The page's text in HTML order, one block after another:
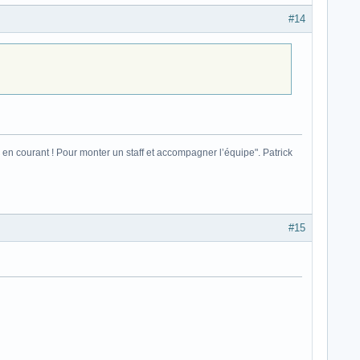
#14
courant ! Pour monter un staff et accompagner l’équipe". Patrick
#15